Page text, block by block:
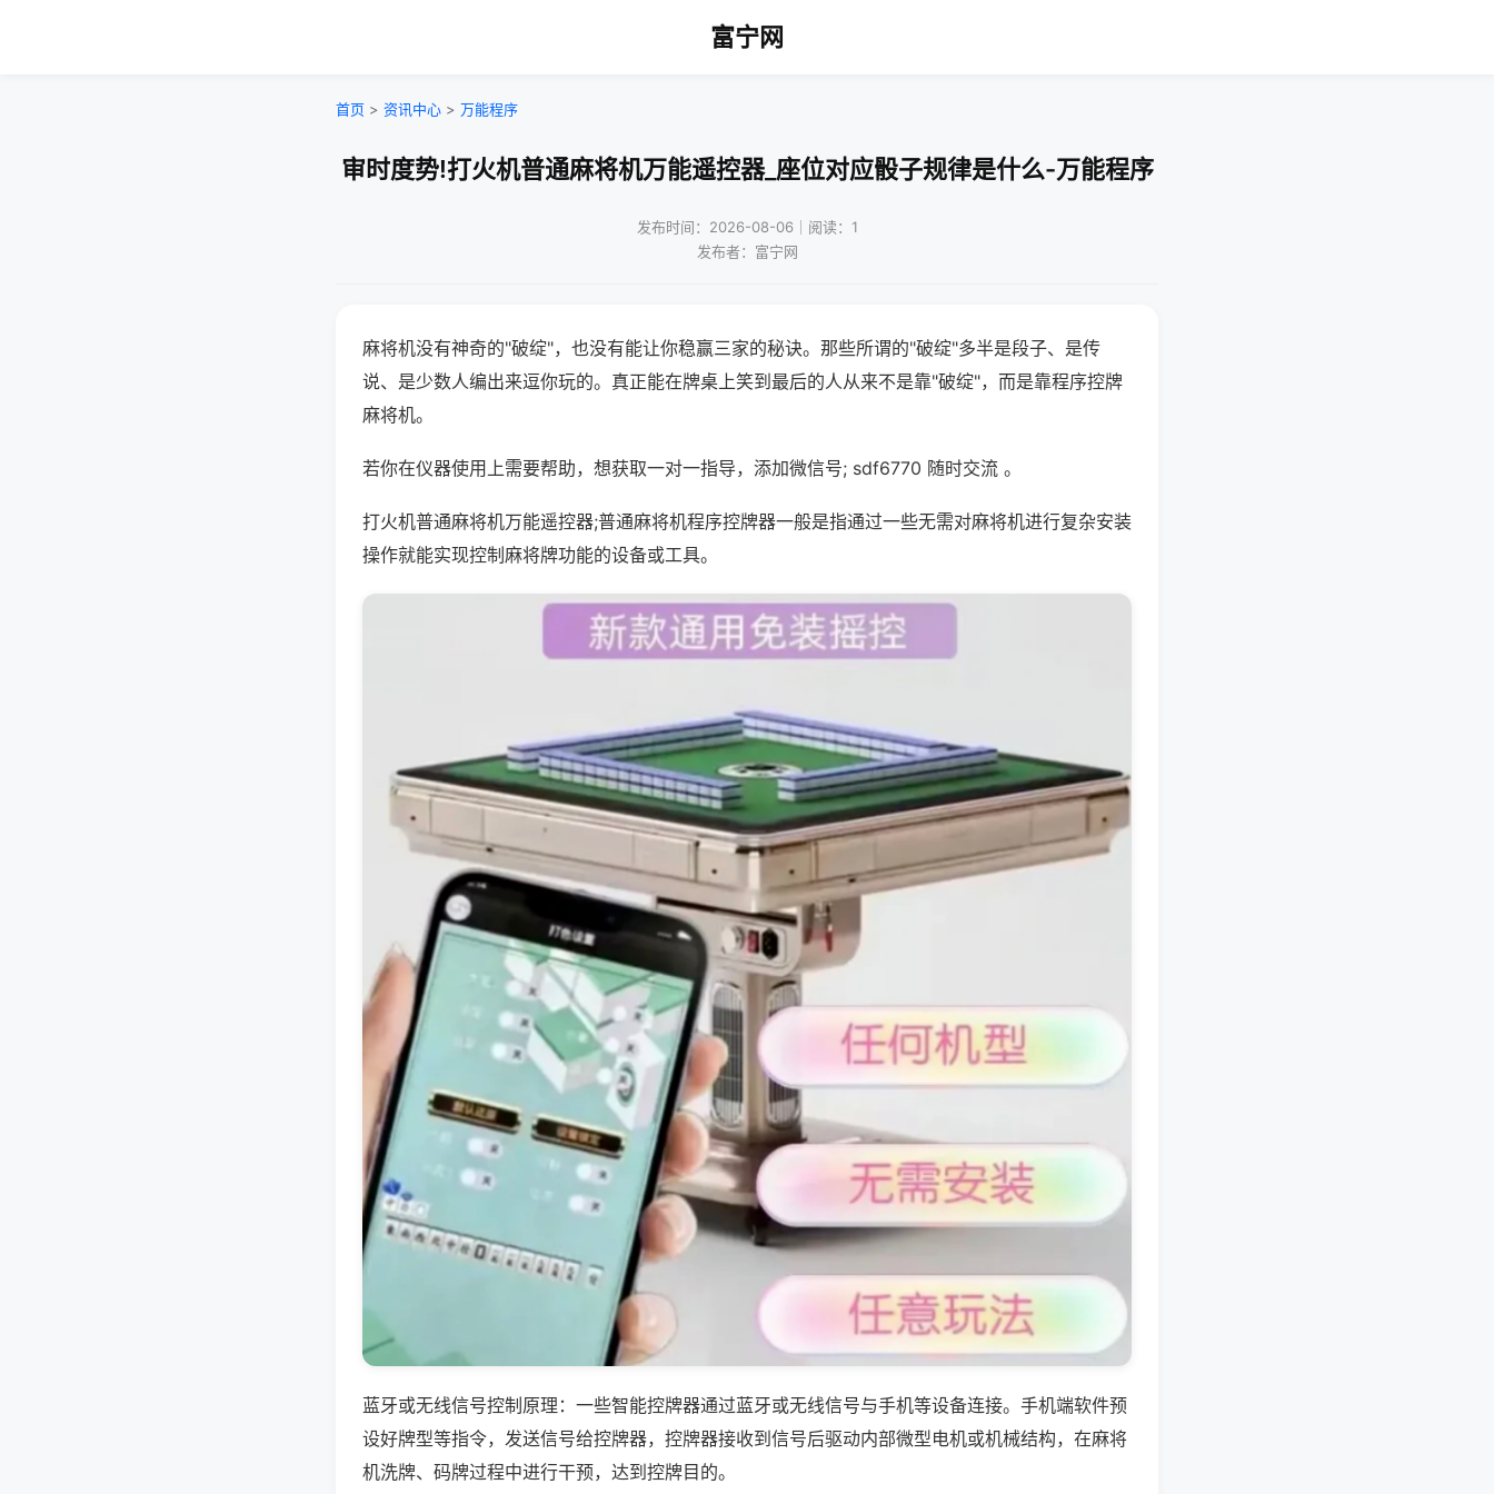
富宁网
首页 > 资讯中心 > 万能程序
审时度势!打火机普通麻将机万能遥控器_座位对应骰子规律是什么-万能程序
发布时间：2026-08-06｜阅读：1
发布者：富宁网
麻将机没有神奇的"破绽"，也没有能让你稳赢三家的秘诀。那些所谓的"破绽"多半是段子、是传
说、是少数人编出来逗你玩的。真正能在牌桌上笑到最后的人从来不是靠"破绽"，而是靠程序控牌
麻将机。
若你在仪器使用上需要帮助，想获取一对一指导，添加微信号; sdf6770 随时交流 。
打火机普通麻将机万能遥控器;普通麻将机程序控牌器一般是指通过一些无需对麻将机进行复杂安装
操作就能实现控制麻将牌功能的设备或工具。
蓝牙或无线信号控制原理：一些智能控牌器通过蓝牙或无线信号与手机等设备连接。手机端软件预
设好牌型等指令，发送信号给控牌器，控牌器接收到信号后驱动内部微型电机或机械结构，在麻将
机洗牌、码牌过程中进行干预，达到控牌目的。